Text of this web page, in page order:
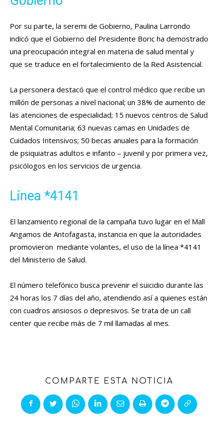
Por su parte, la seremi de Gobierno, Paulina Larrondo
indicó que el Gobierno del Presidente Boric ha demostrado
una preocupación integral en materia de salud mental y
que se traduce en el fortalecimiento de la Red Asistencial.
La personera destacó que el control médico que recibe un
millón de personas a nivel nacional; un 38% de aumento de
las atenciones de especialidad; 15 nuevos centros de Salud
Mental Comunitaria; 63 nuevas camas en Unidades de
Cuidados Intensivos; 50 becas anuales para la formación
de psiquiatras adultos e infanto – juvenil y por primera vez,
psicólogos en los servicios de urgencia.
Línea *4141
El lanzamiento regional de la campaña tuvo lugar en el Mall
Angamos de Antofagasta, instancia en que la autoridades
promovieron mediante volantes, el uso de la línea *4141
del Ministerio de Salud.
El número telefónico busca prevenir el suicidio durante las
24 horas los 7 días del año, atendiendo así a quienes están
con cuadros ansiosos o depresivos. Se trata de un call
center que recibe más de 7 mil llamadas al mes.
COMPARTE ESTA NOTICIA